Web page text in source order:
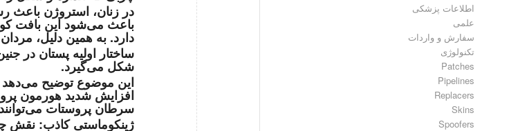
در زنان، استروژن باعث
باعث می‌شود این بافت
دارد. به همین دلیل،
ساختار اولیه پستان در
شکل می‌گیرد.
این موضوع توضیح می‌دهد
افزایش شدید هورمون
سرطان پروستات
ژینکوماستی کاذب: نقش
اطلاعات پزشکی
علمی
سفارش و واردات
تکنولوژی
Patches
Pipelines
Replacers
Skins
Spoofers